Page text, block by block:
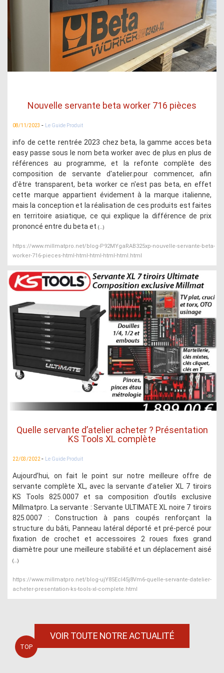
Nouvelle servante beta worker 716 pièces
08/11/2023 - Le Guide Produit
info de cette rentrée 2023 chez beta, la gamme acces beta
easy passe sous le nom beta worker avec de plus en plus de
références au programme, et la refonte complète des
composition de servante d'atelier.pour commencer, afin
d'être transparent, beta worker ce n'est pas beta, en effet
cette marque appartient évidement à la marque italienne,
mais la conception et la réalisation de ces produits est faites
en territoire asiatique, ce qui explique la différence de prix
prononcé entre du beta et (...)
https://www.millmatpro.net/blog-P92MYgaRAB325xp-nouvelle-servante-beta-
worker-716-pieces-html-html-html-html-html.html
Quelle servante d’atelier acheter ? Présentation
KS Tools XL complète
22/03/2022- Le Guide Produit
Aujourd’hui, on fait le point sur notre meilleure offre de
servante complète XL, avec la servante d’atelier XL 7 tiroirs
KS Tools 825.0007 et sa composition d’outils exclusive
Millmatpro. La servante : Servante ULTIMATE XL noire 7 tiroirs
825.0007 : Construction à pans coupés renforçant la
structure du bâti, Panneau latéral déporté et pré-percé pour
fixation de crochet et accessoires 2 roues fixes grand
diamètre pour une meilleure stabilité et un déplacement aisé
(...)
https://www.millmatpro.net/blog-ujY85EcI45j8Vm6-quelle-servante-datelier-
acheter-presentation-ks-tools-xl-complete.html
VOIR TOUTE NOTRE ACTUALITÉ
TOP